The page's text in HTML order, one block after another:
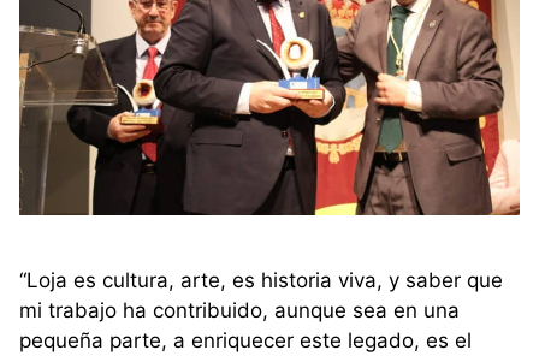
“Loja es cultura, arte, es historia viva, y saber que
mi trabajo ha contribuido, aunque sea en una
pequeña parte, a enriquecer este legado, es el